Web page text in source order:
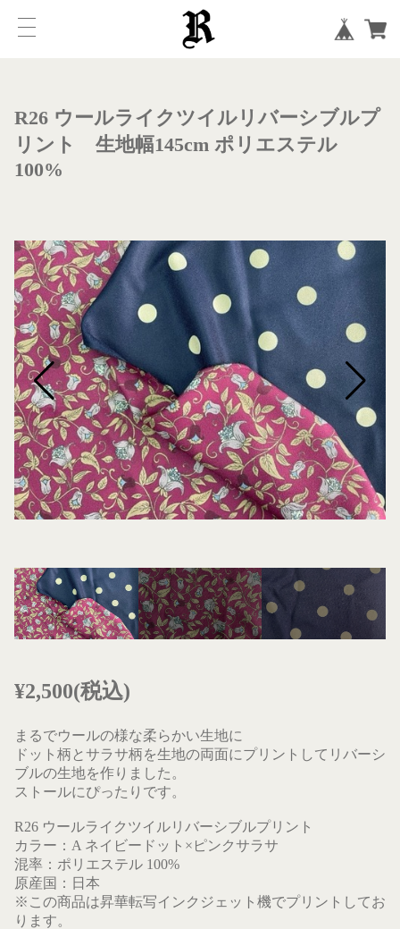
R26 ウールライクツイルリバーシブルプ
リント 生地幅145cm ポリエステル
100%
¥2,500(税込)
まるでウールの様な柔らかい生地に
ドット柄とサラサ柄を生地の両面にプリントしてリバーシ
ブルの生地を作りました。
ストールにぴったりです。
R26 ウールライクツイルリバーシブルプリント
カラー：A ネイビードット×ピンクサラサ
混率：ポリエステル 100%
原産国：日本
※この商品は昇華転写インクジェット機でプリントしてお
ります。